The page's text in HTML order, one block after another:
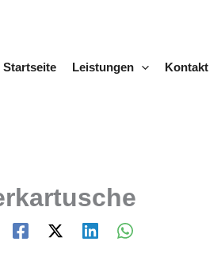
Startseite
Leistungen Kontakt